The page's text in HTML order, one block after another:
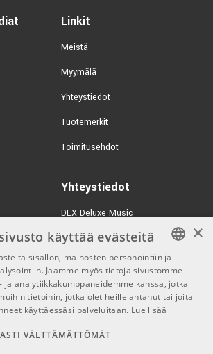
Linkit
Meistä
Myymälä
Yhteystiedot
Tuotemerkit
Toimitusehdot
Yhteystiedot
DLX Deluxe Music
verkkokaupan asiakaspalvelu:
tilaus@dlxmusic.fi
Puh: 0207 282240 (arkisin klo
13-17)
Puh: 0207 282250 (myymälä)
00580 Helsinki
FINNISH
FINNISH
×
käyttää evästeitä
sisällön, mainosten personointiin ja
Jaamme myös tietoja sivustomme
ja analytiikkakumppaneidemme kanssa, jotka
tietoihin, jotka olet heille antanut tai joita
käyttäessäsi palveluitaan. Lue lisää
VÄLTTÄMÄTTÖMÄT